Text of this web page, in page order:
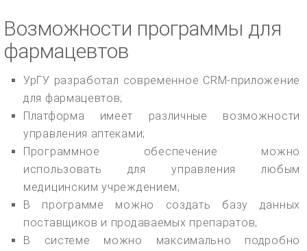
Возможности программы для
фармацевтов
УрГУ разработал современное CRM-приложение
для фармацевтов;
Платформа имеет различные возможности
управления аптеками;
Программное обеспечение можно
использовать для управления любым
медицинским учреждением;
В программе можно создать базу данных
поставщиков и продаваемых препаратов;
В системе можно максимально подробно